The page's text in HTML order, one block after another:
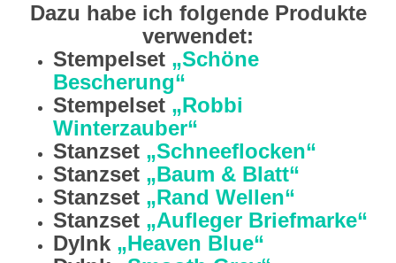
Dazu habe ich folgende Produkte
verwendet:
Stempelset „Schöne
Bescherung“
Stempelset „Robbi
Winterzauber“
Stanzset „Schneeflocken“
Stanzset „Baum & Blatt“
Stanzset „Rand Wellen“
Stanzset „Aufleger Briefmarke“
DyInk „Heaven Blue“